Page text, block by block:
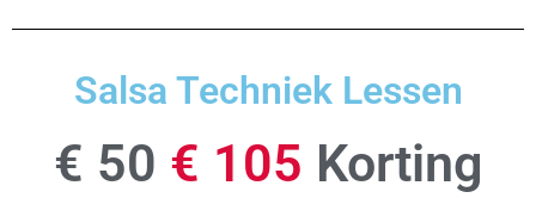
Salsa Techniek Lessen
€ 50 € 105 Korting